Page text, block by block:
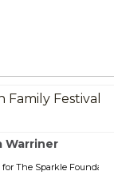
Family Festival
Warriner
The Sparkle Foundation